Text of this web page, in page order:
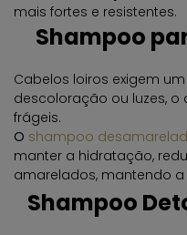
como calor excessivo e
mais fortes e resistentes.
Shampoo
Cabelos loiros exigem
descoloração ou luzes,
frágeis.
O shampoo
manter a hidratação,
amarelados, mantendo
saudáveis.
Shampoo